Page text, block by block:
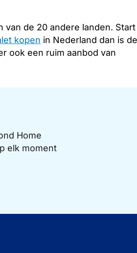
van de 20 andere landen. Start
kopen in Nederland dan is
ook een ruim aanbod van
Home
elk moment